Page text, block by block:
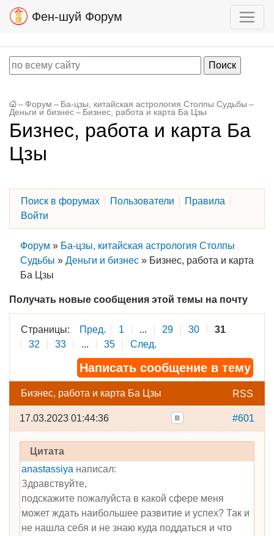
Фен-шуй Форум
– Форум – Ба-цзы, китайская астрология Столпы Судьбы –
Деньги и бизнес – Бизнес, работа и карта Ба Цзы
Бизнес, работа и карта Ба
Цзы
Поиск в форумах Пользователи
Правила
Войти
Форум » Ба-цзы, китайская астрология Столпы
Судьбы » Деньги и бизнес » Бизнес, работа и карта
Ба Цзы
Получать новые сообщения этой темы на почту
Страницы: Пред. 1 ... 29 30
31
32
33 ... 35 След.
Написать сообщение в тему
RSS
Бизнес, работа и карта Ба Цзы
#601
17.03.2023 01:44:36
Цитата
anastassiya написал:
Здравствуйте,
подскажите пожалуйста в какой сфере меня
может ждать наибольшее развитие и успех? Так и
не нашла себя и не знаю куда поддаться и что